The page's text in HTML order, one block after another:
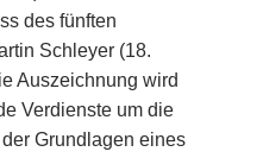
des fünften
Schleyer (18.
Auszeichnung wird
Verdienste um die
Grundlagen eines